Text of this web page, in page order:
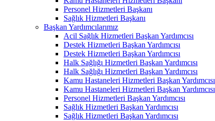
Personel Hizmetleri Başkanı
Sağlık Hizmetleri Başkanı
Başkan Yardımcılarımız
Acil Sağlık Hizmetleri Başkan Yardımcısı
Destek Hizmetleri Başkan Yardımcısı
Destek Hizmetleri Başkan Yardımcısı
Halk Sağlığı Hizmetleri Başkan Yardımcısı
Halk Sağlığı Hizmetleri Başkan Yardımcısı
Kamu Hastaneleri Hizmetleri Başkan Yardımcısı ​
Kamu Hastaneleri Hizmetleri Başkan Yardımcısı
Personel Hizmetleri Başkan Yardımcısı
Sağlık Hizmetleri Başkan Yardımcısı
Sağlık Hizmetleri Başkan Yardımcısı